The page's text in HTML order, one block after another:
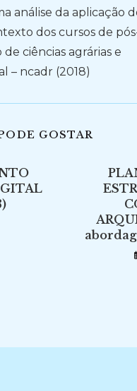
análise da aplicação
dos cursos de
ciências agrárias e
– ncadr (2018)
GOSTAR